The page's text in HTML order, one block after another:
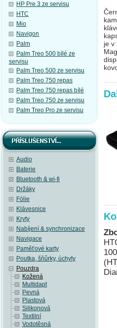
HP Pre 3 ze servisu
HTC
Mio
Navigon
Palm
Palm Treo 500 bílé ze
servisu
Palm Treo 500 ze servisu
Palm Treo 750 repas
Palm Treo 750 repas bílé
Palm Treo 750 ze servisu
Palm Treo Pro ze servisu
Audio
Baterie
Bluetooth & wi-fi
Držáky
Fólie
Klávesnice
Kryty
Nabíjení & synchronizace
Navigace
Paměťové karty
Poutka, šňůrky, úchyty
Pouzdra
Kožená
Multidapt
Pevná
Plastová
Silikonová
Textilní
Vodotěsná
je v